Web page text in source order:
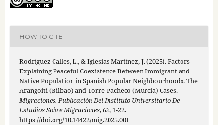
HOW TO CITE
Rodríguez Calles, L., & Iglesias Martínez, J. (2025). Factors
Explaining Peaceful Coexistence Between Immigrant and
Native Population in Spanish Popular Neighbourhoods. The
Arangoiti (Bilbao) and Torre-Pacheco (Murcia) Cases.
Migraciones. Publicación Del Instituto Universitario De
Estudios Sobre Migraciones,62, 1-22.
https://doi.org/10.14422/mig.2025.001